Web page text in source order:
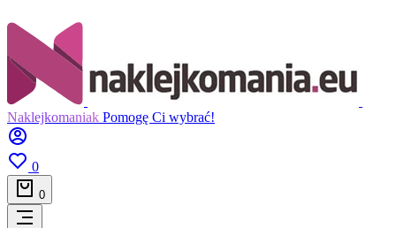
Naklejkomaniak Pomogę Ci wybrać!
0
0